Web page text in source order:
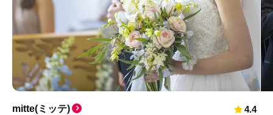
mitte(ミッテ) 4.4